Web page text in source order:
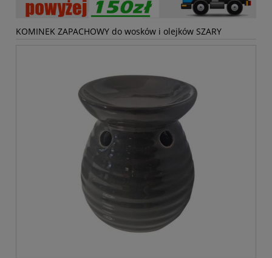
KOMINEK ZAPACHOWY do wosków i olejków SZARY